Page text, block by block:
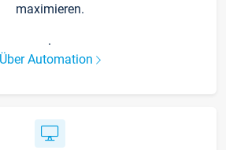
maximieren.
.
Über Automation